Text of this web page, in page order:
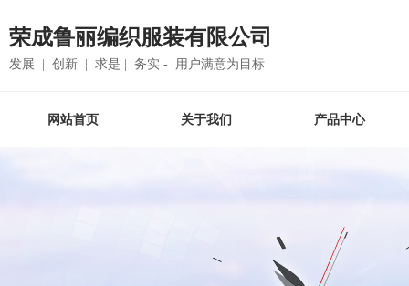
荣成鲁丽编织服装有限公司
发展 | 创新 | 求是 | 务实 - 用户满意为目标
网站首页 关于我们 产品中心